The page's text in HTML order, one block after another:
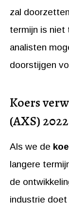
zal
termijn is niet
analisten
doorstijgen
Koers
(AXS)
Als we de
langere
de
industrie doet